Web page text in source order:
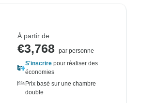
À partir de
€3,768
par personne
S'inscrire pour réaliser des
économies
Prix basé sur une chambre
double